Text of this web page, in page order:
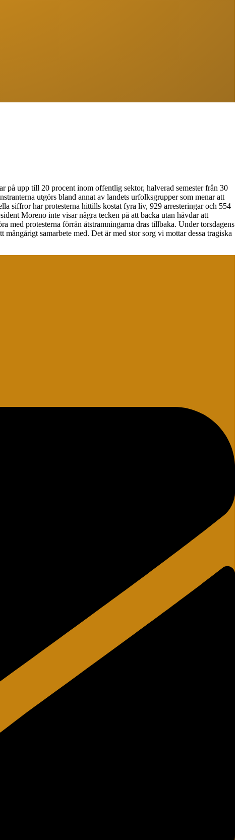
på upp till 20 procent inom offentlig sektor, halverad semester från 30
utgörs bland annat av landets urfolksgrupper som menar att
siffror har protesterna hittills kostat fyra liv, 929 arresteringar och 554
Moreno inte visar några tecken på att backa utan hävdar att
med protesterna förrän åtstramningarna dras tillbaka. Under torsdagens
samarbete med. Det är med stor sorg vi mottar dessa tragiska